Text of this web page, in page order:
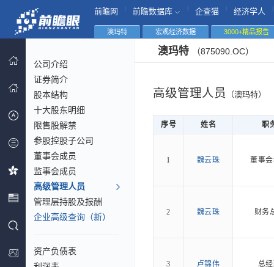
前瞻网 前瞻数据库 企查猫 经济学人
澳玛特 宏观经济数据 3000+精品报告
公司介绍
证券简介
股本结构
十大股东明细
限售股解禁
参股控股子公司
董事会成员
监事会成员
高级管理人员
管理层持股及报酬
企业高级查询（新）
资产负债表
澳玛特 （875090.OC）
高级管理人员 （澳玛特）
序号 姓名 职
1 魏云珠 董事
2 魏云珠 财务
3 卢锦伟 总